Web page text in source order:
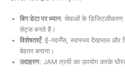
बिग डेटा पर ध्यान: सेवाओं के डिजिटलीकरण
सेट्स बनते हैं।
विशेषताएँ: ई-गवर्नेंस, स्वास्थ्य देखभाल और
बेहतर बनाना।
उदाहरण: JAM त्रयी का उपयोग करके घोस्ट